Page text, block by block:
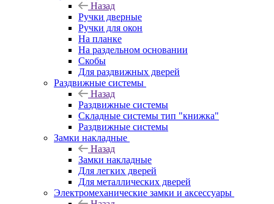
Назад
Ручки дверные
Ручки для окон
На планке
На раздельном основании
Скобы
Для раздвижных дверей
Раздвижные системы
Назад
Раздвижные системы
Складные системы тип "книжка"
Раздвижные системы
Замки накладные
Назад
Замки накладные
Для легких дверей
Для металлических дверей
Электромеханические замки и аксессуары